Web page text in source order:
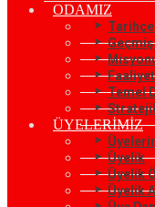
ODAMIZ
Temel
ÜYELERİMİZ
Üyelik
Üyelik
Üyelik